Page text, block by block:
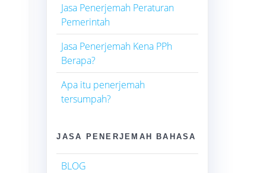
Jasa Penerjemah Peraturan
Pemerintah
Jasa Penerjemah Kena PPh
Berapa?
Apa itu penerjemah
tersumpah?
JASA PENERJEMAH BAHASA
BLOG